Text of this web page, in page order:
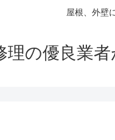
屋根、外壁
理の優良業